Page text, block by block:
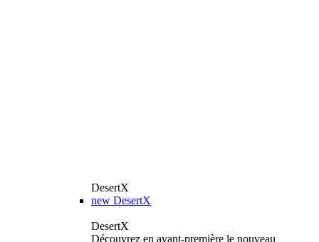
DesertX
new DesertX
DesertX
Découvrez en avant-première le nouveau